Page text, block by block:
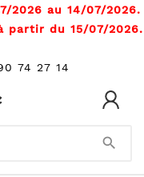
2026 au 14/07/2026.
partir du 15/07/2026.
74 27 14
